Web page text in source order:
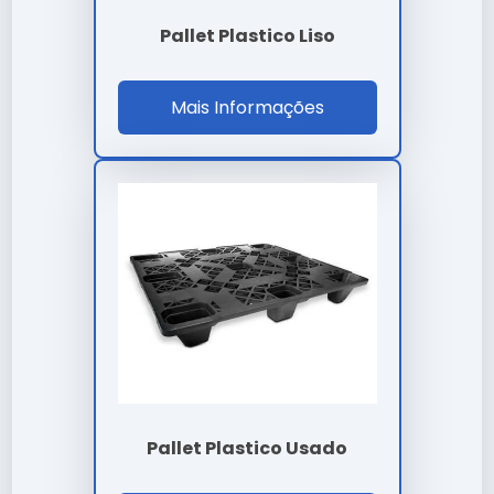
na continuidade da sua operação com alto padrão de
Nossa equipe técnica está à disposição para sanar
dúvidas sobre a melhor forma de implementar o
pallets de plastico reciclado no seu fluxo de trabalho.
pallets de plastico reciclado
entregue por
A manutenção preventiva depallets de plastico
prolonga a vida útil e evita paradas
desnecessárias na sua linha de produção.
Lembramos que o uso de
Ao nos escolher, você opta por um parceiro que
Pallet Plastico Liso
Mais Informações
Pallet Plastico Usado